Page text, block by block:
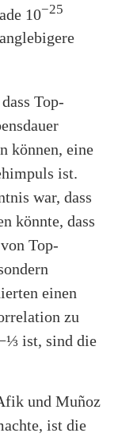
10−25
Top-
können, eine
ist.
war, dass
könnte, dass
Top-
einen
zu
ist, sind die
und Muñoz
ist die